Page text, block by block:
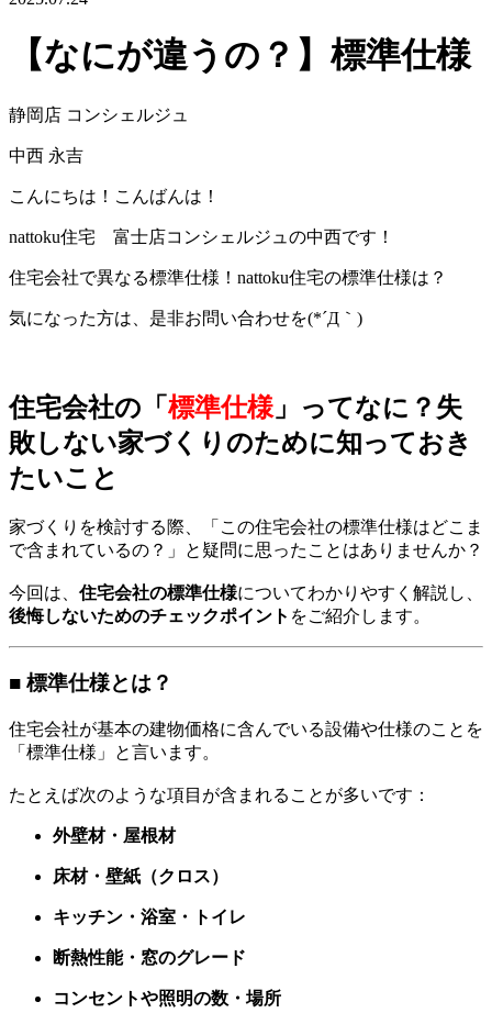
【なにが違うの？】標準仕様
静岡店 コンシェルジュ
中西 永吉
こんにちは！こんばんは！
nattoku住宅 富士店コンシェルジュの中西です！
住宅会社で異なる標準仕様！nattoku住宅の標準仕様は？
気になった方は、是非お問い合わせを(*´Д｀)
住宅会社の「 標準仕様 」ってなに？失
敗しない家づくりのために知っておき
たいこと
家づくりを検討する際、「この住宅会社の標準仕様はどこま
で含まれているの？」と疑問に思ったことはありませんか？
今回は、 住宅会社の標準仕様についてわかりやすく解説し、
後悔しないためのチェックポイント をご紹介します。
■ 標準仕様とは？
住宅会社が基本の建物価格に含んでいる設備や仕様のことを
「標準仕様」と言います。
たとえば次のような項目が含まれることが多いです：
外壁材・屋根材
床材・壁紙（クロス）
キッチン・浴室・トイレ
断熱性能・窓のグレード
コンセントや照明の数・場所